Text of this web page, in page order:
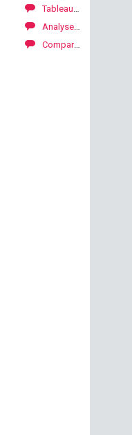
Analyser par type d’appareil. Quel type d'appareil performe le mieux ?
Comparateur des périodes